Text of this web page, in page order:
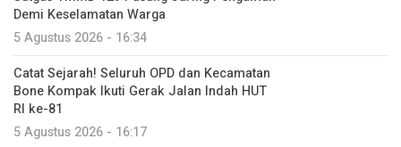
Demi Keselamatan Warga
5 Agustus 2026 - 16:34
Catat Sejarah! Seluruh OPD dan Kecamatan
Bone Kompak Ikuti Gerak Jalan Indah HUT
RI ke-81
5 Agustus 2026 - 16:17